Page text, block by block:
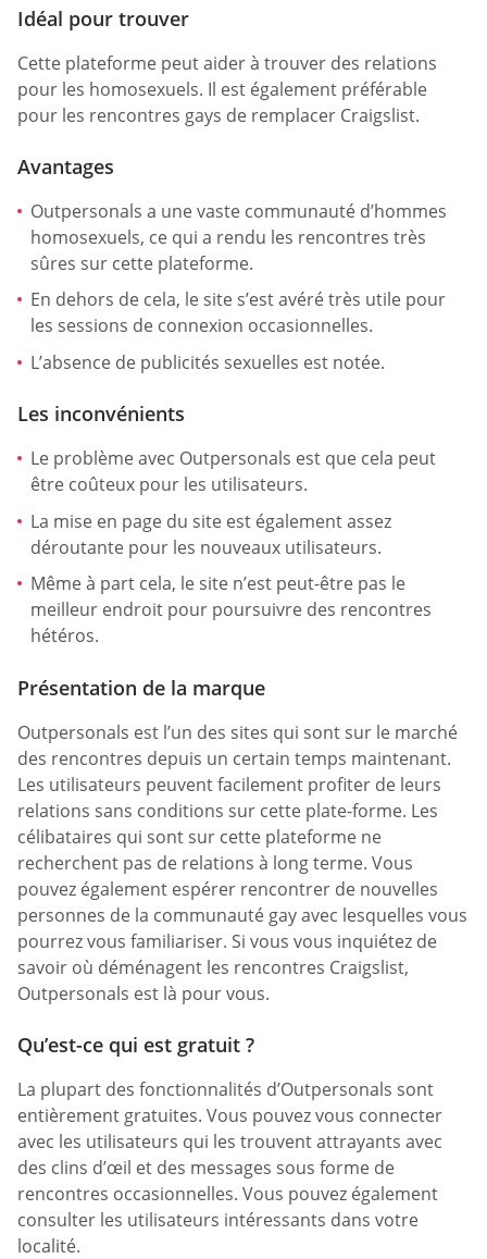
Idéal pour trouver
Cette plateforme peut aider à trouver des relations
pour les homosexuels. Il est également préférable
pour les rencontres gays de remplacer Craigslist.
Avantages
Outpersonals a une vaste communauté d’hommes
homosexuels, ce qui a rendu les rencontres très
sûres sur cette plateforme.
En dehors de cela, le site s’est avéré très utile pour
les sessions de connexion occasionnelles.
L’absence de publicités sexuelles est notée.
Les inconvénients
Le problème avec Outpersonals est que cela peut
être coûteux pour les utilisateurs.
La mise en page du site est également assez
déroutante pour les nouveaux utilisateurs.
Même à part cela, le site n’est peut-être pas le
meilleur endroit pour poursuivre des rencontres
hétéros.
Présentation de la marque
Outpersonals est l’un des sites qui sont sur le marché
des rencontres depuis un certain temps maintenant.
Les utilisateurs peuvent facilement profiter de leurs
relations sans conditions sur cette plate-forme. Les
célibataires qui sont sur cette plateforme ne
recherchent pas de relations à long terme. Vous
pouvez également espérer rencontrer de nouvelles
personnes de la communauté gay avec lesquelles vous
pourrez vous familiariser. Si vous vous inquiétez de
savoir où déménagent les rencontres Craigslist,
Outpersonals est là pour vous.
Qu’est-ce qui est gratuit ?
La plupart des fonctionnalités d’Outpersonals sont
entièrement gratuites. Vous pouvez vous connecter
avec les utilisateurs qui les trouvent attrayants avec
des clins d’œil et des messages sous forme de
rencontres occasionnelles. Vous pouvez également
consulter les utilisateurs intéressants dans votre
localité.